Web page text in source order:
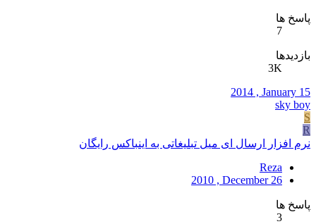
پاسخ ها
7
بازدیدها
3K
2014 , January 15
sky boy
S
R
نرم افزار ارسال ای میل تبلیغاتی به اینباکس رایگان
Reza
2010 , December 26
پاسخ ها
3